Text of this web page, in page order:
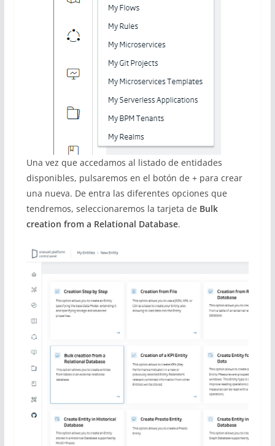
Una vez que accedamos al listado de entidades
disponibles, pulsaremos en el botón de + para crear
una nueva. De entra las diferentes opciones que
tendremos, seleccionaremos la tarjeta de Bulk
creation from a Relational Database.